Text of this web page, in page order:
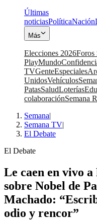
Últimas
noticiasPolíticaNación
Más
Elecciones 2026Foros
PlayMundo
TVGenteEspeciales
UnidosVehículos
PatasSaludLoterías
colaboraciónSemana
Semana|
Semana TV|
El Debate
El Debate
Le caen en vivo
sobre Nobel de
Machado:
odio y rencor”